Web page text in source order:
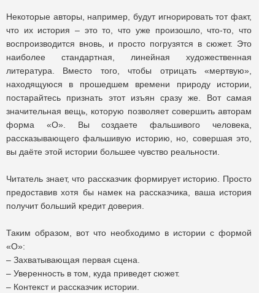
Некоторые авторы, например, будут игнорировать тот факт,
что их история – это то, что уже произошло, что-то, что
воспроизводится вновь, и просто погрузятся в сюжет. Это
наиболее стандартная, линейная художественная
литература. Вместо того, чтобы отрицать «мертвую»,
находящуюся в прошедшем времени природу истории,
постарайтесь признать этот изъян сразу же. Вот самая
значительная вещь, которую позволяет совершить авторам
форма «О». Вы создаете фальшивого человека,
рассказывающего фальшивую историю, но, совершая это,
вы даёте этой истории большее чувство реальности.
Читатель знает, что рассказчик формирует историю. Просто
предоставив хотя бы намек на рассказчика, ваша история
получит больший кредит доверия.
Таким образом, вот что необходимо в истории с формой
«О»:
– Захватывающая первая сцена.
– Уверенность в том, куда приведет сюжет.
– Контекст и рассказчик истории.